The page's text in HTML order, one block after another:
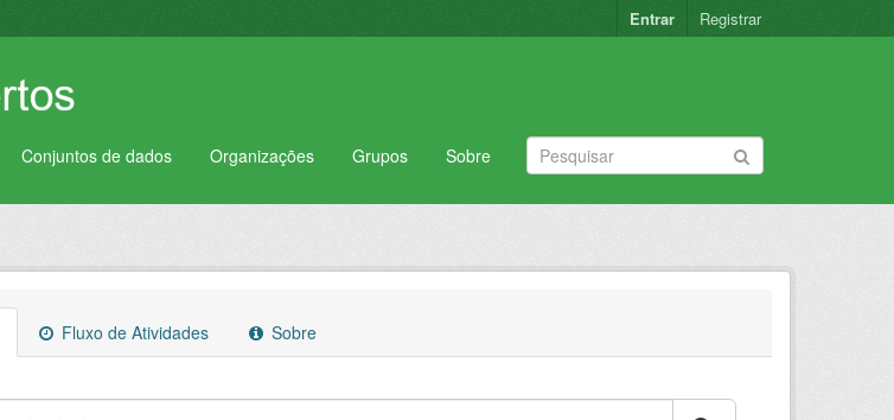
Entrar Registrar
Conjuntos de dados Organizações Grupos Sobre
Fluxo de Atividades Sobre